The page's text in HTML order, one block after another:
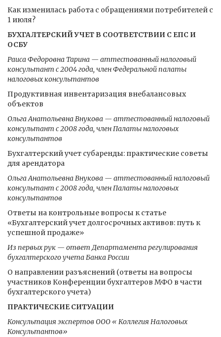
Как изменилась работа с обращениями потребителей с
1 июля?
БУХГАЛТЕРСКИЙ УЧЕТ В СООТВЕТСТВИИ С ЕПС И
ОСБУ
Раиса Федоровна Тарина — аттестованный налоговый
консультант с 2004 года, член Федеральной палаты
налоговых консультантов
Продуктивная инвентаризация внебалансовых
объектов
Ольга Анатольевна Внукова — аттестованный налоговый
консультант с 2008 года, член Палаты налоговых
консультантов
Бухгалтерский учет субаренды: практические советы
для арендатора
Ольга Анатольевна Внукова — аттестованный налоговый
консультант с 2008 года, член Палаты налоговых
консультантов
Ответы на контрольные вопросы к статье
«Бухгалтерский учет долгосрочных активов: путь к
успешной продаже»
Из первых рук — ответ Департамента регулирования
бухгалтерского учета Банка России
О направлении разъяснений (ответы на вопросы
участников Конференции бухгалтеров МФО в части
бухгалтерского учета)
ПРАКТИЧЕСКИЕ СИТУАЦИИ
Консультация экспертов ООО « Коллегия Налоговых
Консультантов»